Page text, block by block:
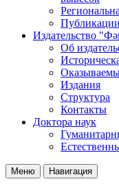
Публикации
Издательство
Об
Издания
Структура
Контакты
Доктора наук
Меню Навигация